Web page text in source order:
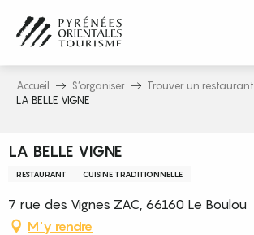
contenu
principal
Accueil S’organiser
Trouver un restaurant
LA BELLE VIGNE
LA BELLE VIGNE
RESTAURANT CUISINE TRADITIONNELLE
7 rue des Vignes ZAC, 66160 Le Boulou
M'y rendre